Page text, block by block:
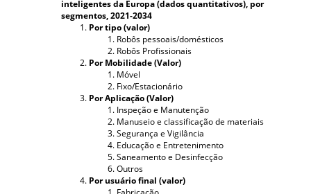
inteligentes da Europa (dados quantitativos), por
segmentos, 2021-2034
Por tipo (valor)
Robôs pessoais/domésticos
Robôs Profissionais
Por Mobilidade (Valor)
Móvel
Fixo/Estacionário
Por Aplicação (Valor)
Inspeção e Manutenção
Manuseio e classificação de materiais
Segurança e Vigilância
Educação e Entretenimento
Saneamento e Desinfecção
Outros
Por usuário final (valor)